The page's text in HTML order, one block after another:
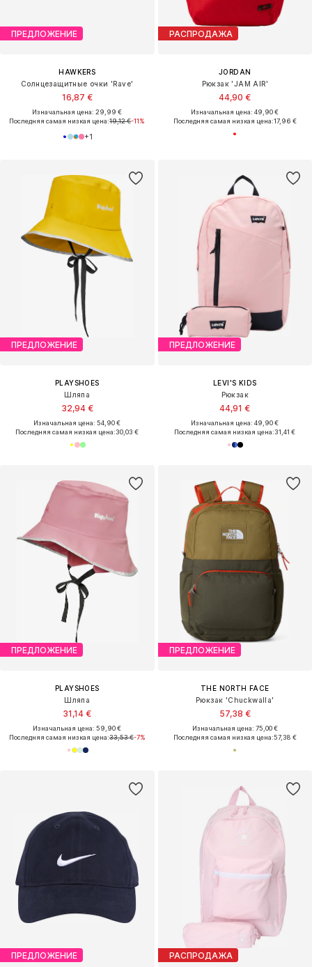
ПРЕДЛОЖЕНИЕ
HAWKERS
Солнцезащитные очки 'Rave'
16,87 €
Изначальная цена: 29,99 €
Последняя самая низкая цена:19,12 €-11%
+1
РАСПРОДАЖА
JORDAN
Рюкзак 'JAM AIR'
44,90 €
Изначальная цена: 49,90 €
Последняя самая низкая цена:17,96 €
ПРЕДЛОЖЕНИЕ
PLAYSHOES
Шляпа
32,94 €
Изначальная цена: 54,90 €
Последняя самая низкая цена:30,03 €
ПРЕДЛОЖЕНИЕ
LEVI'S KIDS
Рюкзак
44,91 €
Изначальная цена: 49,90 €
Последняя самая низкая цена:31,41 €
ПРЕДЛОЖЕНИЕ
PLAYSHOES
Шляпа
31,14 €
Изначальная цена: 59,90 €
Последняя самая низкая цена:33,53 €-7%
ПРЕДЛОЖЕНИЕ
THE NORTH FACE
Рюкзак 'Chuckwalla'
57,38 €
Изначальная цена: 75,00 €
Последняя самая низкая цена:57,38 €
ПРЕДЛОЖЕНИЕ РАСПРОДАЖА